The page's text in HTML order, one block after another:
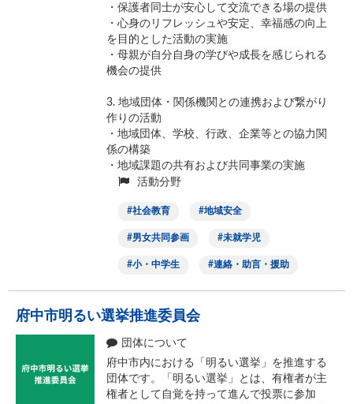
・保護者同士が安心して交流できる場の提供
・心身のリフレッシュや安定、幸福感の向上
を目的とした活動の実施
・母親が自分自身の学びや成⻑を感じられる
機会の提供
3. 地域団体・関係機関との連携および繋がり
作りの活動
・地域団体、学校、行政、企業等との協力関
係の構築
・地域課題の共有および共同事業の実施
活動分野
社会教育 地域安全
男女共同参画 未就学児
小・中学生 連絡・助言・援助
府中市明るい選挙推進委員会
団体について
府中市内における「明るい選挙」を推進する
団体です。「明るい選挙」とは、有権者が主
権者として自覚を持って進んで投票に参加